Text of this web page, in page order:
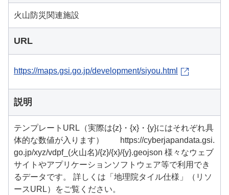
火山防災関連施設
URL
https://maps.gsi.go.jp/development/siyou.html
説明
テンプレートURL（実際は{z}・{x}・{y}にはそれぞれ具
体的な数値が入ります） https://cyberjapandata.gsi.
go.jp/xyz/vdpf_(火山名)/{z}/{x}/{y}.geojson 様々なウェブ
サイトやアプリケーションソフトウェア等で利用でき
るデータです。 詳しくは「地理院タイル仕様」（リソ
ースURL）をご覧ください。